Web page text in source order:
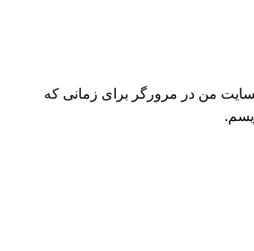
من در مرورگر برای زمانی که